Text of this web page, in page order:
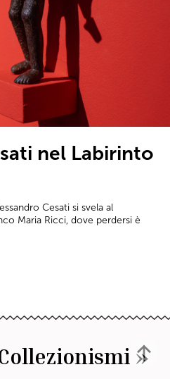
nel Labirinto
Cesati si svela al
Maria Ricci, dove perdersi è
»